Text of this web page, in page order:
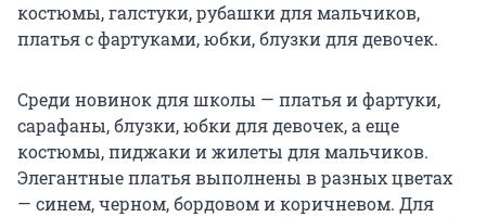
костюмы, галстуки, рубашки для мальчиков,
платья с фартуками, юбки, блузки для девочек.
Среди новинок для школы — платья и фартуки,
сарафаны, блузки, юбки для девочек, а еще
костюмы, пиджаки и жилеты для мальчиков.
Элегантные платья выполнены в разных цветах
— синем, черном, бордовом и коричневом. Для